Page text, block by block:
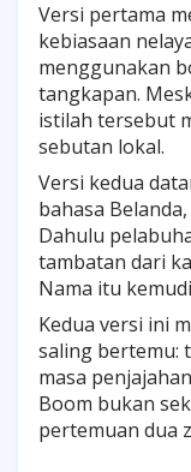
Versi pertama
kebiasaan
menggunakan
tangkapan.
istilah tersebut
sebutan lokal.
Versi kedua
bahasa
Dahulu
tambatan dari
Nama itu
Kedua versi ini
saling bertemu:
masa
Boom bukan
pertemuan dua